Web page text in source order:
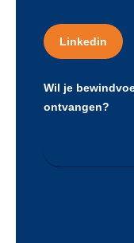
Linkedin
Wil je
ontvangen?